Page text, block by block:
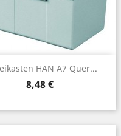
HAN A7 Quer...
Preis
8,48 €